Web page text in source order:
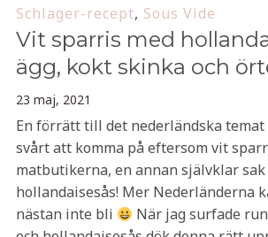
Schlager-recept, Sous Vide
Vit sparris med
ägg, kokt skinka och
23 maj, 2021
En förrätt till det nederländska
svårt att komma på eftersom vit
matbutikerna, en annan självklar
hollandaisesås! Mer Nederländerna
nästan inte bli
När jag surfade